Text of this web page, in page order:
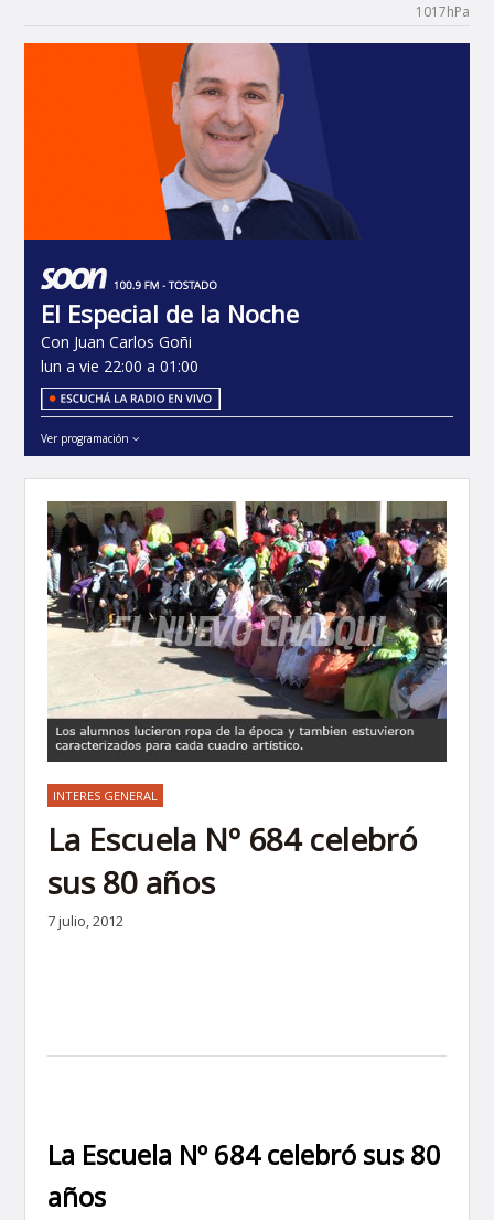
1017hPa
El Especial de la Noche
Con Juan Carlos Goñi
lun a vie 22:00 a 01:00
Ver programación
INTERES GENERAL
La Escuela Nº 684 celebró
sus 80 años
7 julio, 2012
La Escuela Nº 684 celebró sus 80
años